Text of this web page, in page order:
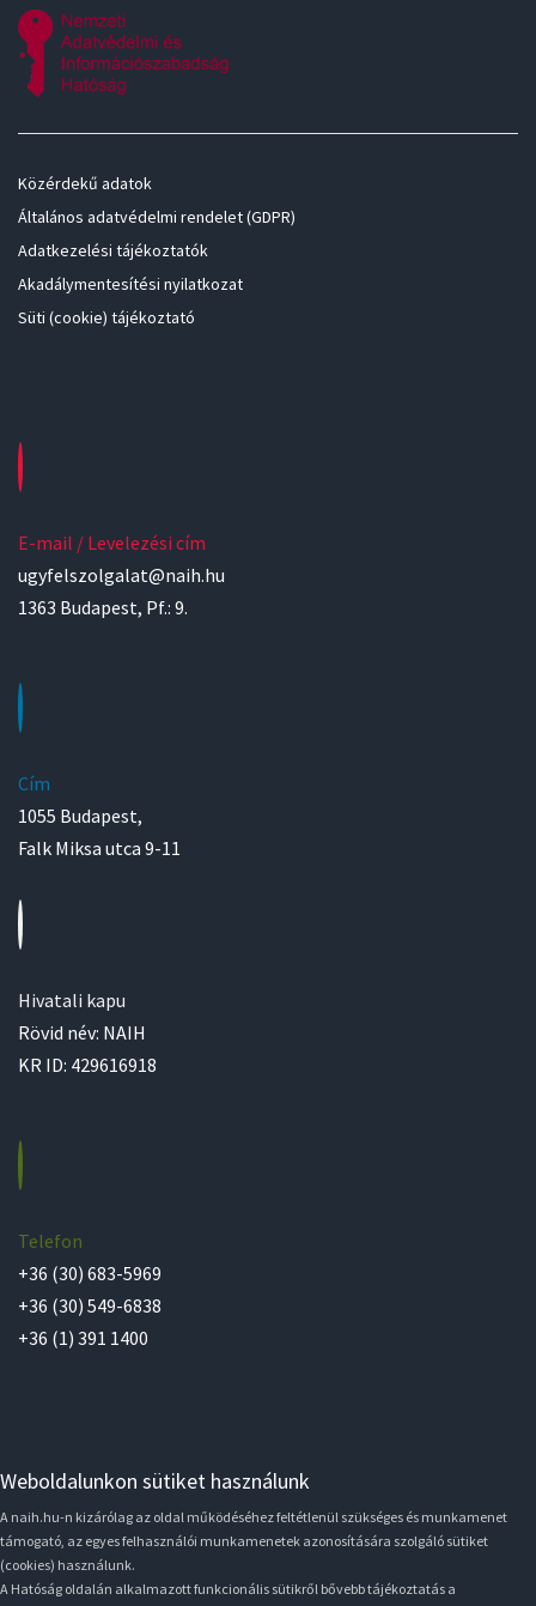
Közérdekű adatok
Általános adatvédelmi rendelet (GDPR)
Adatkezelési tájékoztatók
Akadálymentesítési nyilatkozat
Süti (cookie) tájékoztató
E-mail / Levelezési cím
ugyfelszolgalat@naih.hu
1363 Budapest, Pf.: 9.
Cím
1055 Budapest,
Falk Miksa utca 9-11
Hivatali kapu
Rövid név: NAIH
KR ID: 429616918
Telefon
+36 (30) 683-5969
+36 (30) 549-6838
+36 (1) 391 1400
Weboldalunkon sütiket használunk
A naih.hu-n kizárólag az oldal működéséhez feltétlenül szükséges és munkamenet
támogató, az egyes felhasználói munkamenetek azonosítására szolgáló sütiket
(cookies) használunk.
A Hatóság oldalán alkalmazott funkcionális sütikről bővebb tájékoztatás a